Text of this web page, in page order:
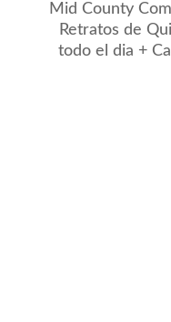
Mid County
Retratos de
todo el dia +